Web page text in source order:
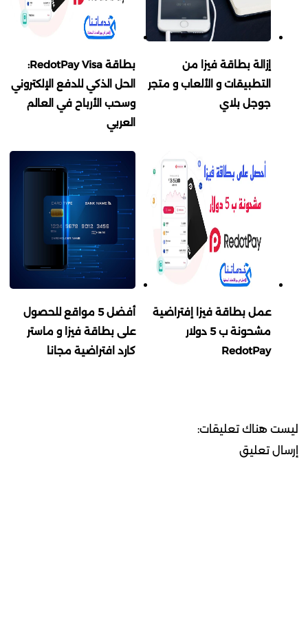
إزالة بطاقة فيزا من
التطبيقات و الألعاب و متجر
جوجل بلاي
بطاقة RedotPay Visa:
الحل الذكي للدفع الإلكتروني
وسحب الأرباح في العالم
العربي
عمل بطاقة فيزا إفتراضية
مشحونة ب 5 دولار
RedotPay
أفضل 5 مواقع للحصول
على بطاقة فيزا و ماستر
كارد افتراضية مجانا
ليست هناك تعليقات:
إرسال تعليق